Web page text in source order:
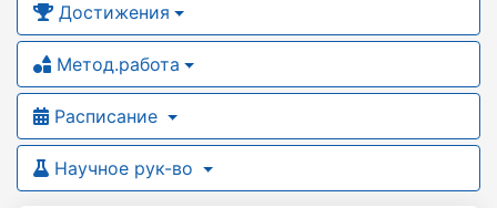
Достижения
Метод.работа
Расписание
Научное рук-во